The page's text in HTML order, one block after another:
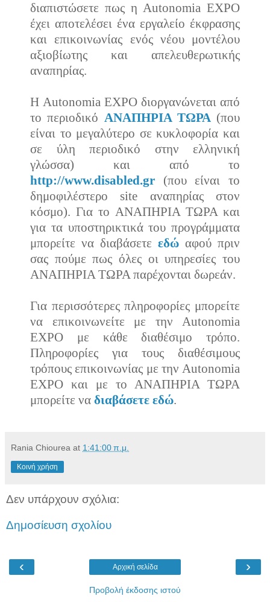
διαπιστώσετε πως η Autonomia EXPO
έχει αποτελέσει ένα εργαλείο έκφρασης
και επικοινωνίας ενός νέου μοντέλου
αξιοβίωτης και απελευθερωτικής
αναπηρίας.
Η Autonomia EXPO διοργανώνεται από
το περιοδικό ΑΝΑΠΗΡΙΑ ΤΩΡΑ (που
είναι το μεγαλύτερο σε κυκλοφορία και
σε ύλη περιοδικό στην ελληνική
γλώσσα) και από το
http://www.disabled.gr (που είναι το
δημοφιλέστερο site αναπηρίας στον
κόσμο). Για το ΑΝΑΠΗΡΙΑ ΤΩΡΑ και
για τα υποστηρικτικά του προγράμματα
μπορείτε να διαβάσετε εδώ αφού πριν
σας πούμε πως όλες οι υπηρεσίες του
ΑΝΑΠΗΡΙΑ ΤΩΡΑ παρέχονται δωρεάν.
Για περισσότερες πληροφορίες μπορείτε
να επικοινωνείτε με την Autonomia
EXPO με κάθε διαθέσιμο τρόπο.
Πληροφορίες για τους διαθέσιμους
τρόπους επικοινωνίας με την Autonomia
EXPO και με το ΑΝΑΠΗΡΙΑ ΤΩΡΑ
μπορείτε να διαβάσετε εδώ.
Rania Chiourea at 1:41:00 π.μ.
Κοινή χρήση
Δεν υπάρχουν σχόλια:
Δημοσίευση σχολίου
‹ ›
Αρχική σελίδα
Προβολή έκδοσης ιστού